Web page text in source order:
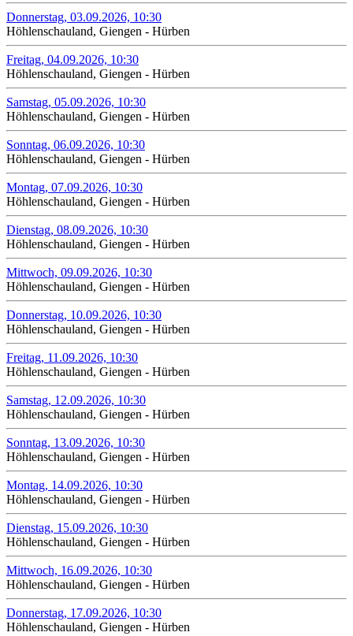
Donnerstag, 03.09.2026, 10:30
Höhlenschauland, Giengen - Hürben
Freitag, 04.09.2026, 10:30
Höhlenschauland, Giengen - Hürben
Samstag, 05.09.2026, 10:30
Höhlenschauland, Giengen - Hürben
Sonntag, 06.09.2026, 10:30
Höhlenschauland, Giengen - Hürben
Montag, 07.09.2026, 10:30
Höhlenschauland, Giengen - Hürben
Dienstag, 08.09.2026, 10:30
Höhlenschauland, Giengen - Hürben
Mittwoch, 09.09.2026, 10:30
Höhlenschauland, Giengen - Hürben
Donnerstag, 10.09.2026, 10:30
Höhlenschauland, Giengen - Hürben
Freitag, 11.09.2026, 10:30
Höhlenschauland, Giengen - Hürben
Samstag, 12.09.2026, 10:30
Höhlenschauland, Giengen - Hürben
Sonntag, 13.09.2026, 10:30
Höhlenschauland, Giengen - Hürben
Montag, 14.09.2026, 10:30
Höhlenschauland, Giengen - Hürben
Dienstag, 15.09.2026, 10:30
Höhlenschauland, Giengen - Hürben
Mittwoch, 16.09.2026, 10:30
Höhlenschauland, Giengen - Hürben
Donnerstag, 17.09.2026, 10:30
Höhlenschauland, Giengen - Hürben